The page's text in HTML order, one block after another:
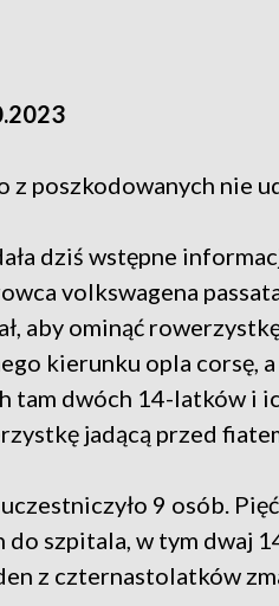
z poszkodowanych nie
dziś wstępne
volkswagena
aby ominąć
kierunku opla corsę, a
tam dwóch 14-latków i
jadącą przed
9 osób.
szpitala, w tym dwaj
z czternastolatków